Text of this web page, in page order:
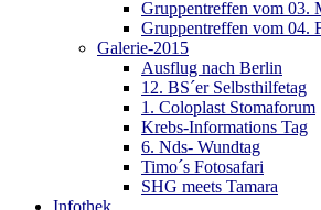
Gruppentreffen vom 03.
Gruppentreffen vom 04.
Galerie-2015
Ausflug nach Berlin
12. BS´er Selbsthilfetag
1. Coloplast Stomaforum
Krebs-Informations Tag
6. Nds- Wundtag
Timo´s Fotosafari
SHG meets Tamara
Infothek